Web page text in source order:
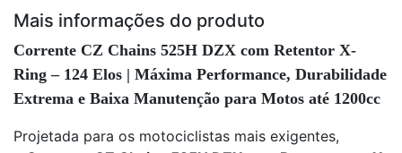
Mais informações do produto
Corrente CZ Chains 525H DZX com Retentor X-
Ring – 124 Elos | Máxima Performance, Durabilidade
Extrema e Baixa Manutenção para Motos até 1200cc
Projetada para os motociclistas mais exigentes,